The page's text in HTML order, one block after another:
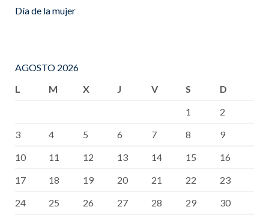
Día de la mujer
AGOSTO 2026
L
M X J V S
D
1
2
3
4 5 6 7 8
9
10
11 12 13 14 15
16
17
18 19 20 21 22
23
24
25 26 27 28 29
30